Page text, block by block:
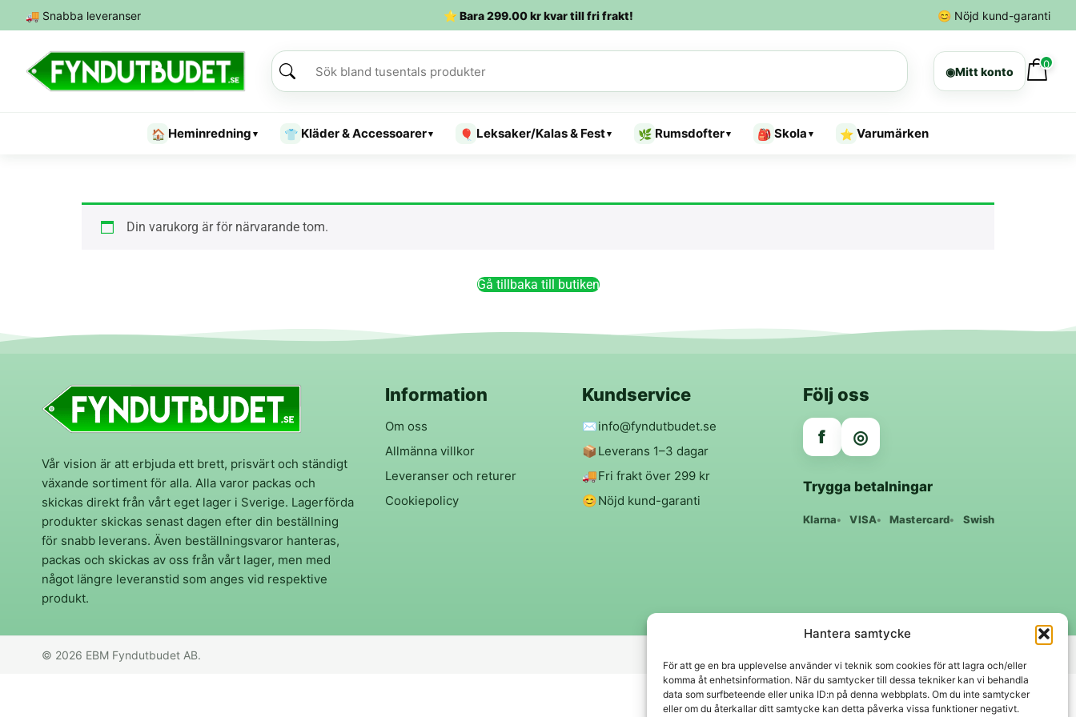
Hantera samtycke
För att ge en bra upplevelse använder vi teknik som cookies för att lagra och/eller
komma åt enhetsinformation. När du samtycker till dessa tekniker kan vi behandla
data som surfbeteende eller unika ID:n på denna webbplats. Om du inte samtycker
eller om du återkallar ditt samtycke kan detta påverka vissa funktioner negativt.
🚚 Snabba leveranser ⭐ Bara299.00krkvar till fri frakt! 😊 Nöjd kund-garanti
◉Mitt konto
0
🏠 Heminredning ▾ 👕 Kläder & Accessoarer▾ 🎈 Leksaker/Kalas & Fest▾ 🌿 Rumsdofter▾ 🎒 Skola ▾ ⭐ Varumärken
Din varukorg är för närvarande tom.
Gå tillbaka till butiken
Vår vision är att erbjuda ett brett, prisvärt och ständigt
växande sortiment för alla. Alla varor packas och
skickas direkt från vårt eget lager i Sverige. Lagerförda
produkter skickas senast dagen efter din beställning
för snabb leverans. Även beställningsvaror hanteras,
packas och skickas av oss från vårt lager, men med
något längre leveranstid som anges vid respektive
produkt.
Information
Om oss
Allmänna villkor
Leveranser och returer
Cookiepolicy
Kundservice
✉️info@fyndutbudet.se
📦 Leverans 1–3 dagar
🚚Fri frakt över 299 kr
😊Nöjd kund-garanti
Följ oss
f ◎
Trygga betalningar
Klarna VISA Mastercard Swish
© 2026 EBM Fyndutbudet AB.